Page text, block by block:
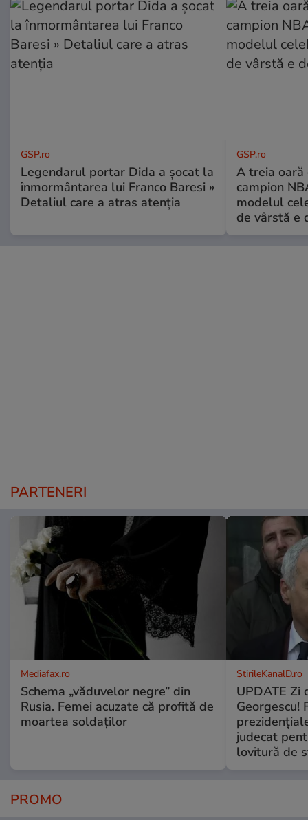
GSP.ro
Legendarul portar Dida a șocat la
înmormântarea lui Franco Baresi »
Detaliul care a atras atenția
GSP.ro
A treia oară
campion
modelul
de vârstă e
PARTENERI
Mediafax.ro
Schema „văduvelor negre” din
Rusia. Femei acuzate că profită de
moartea soldaților
StirileKanalD.ro
UPDATE Zi
Georgescu!
judecat
lovitură de
PROMO